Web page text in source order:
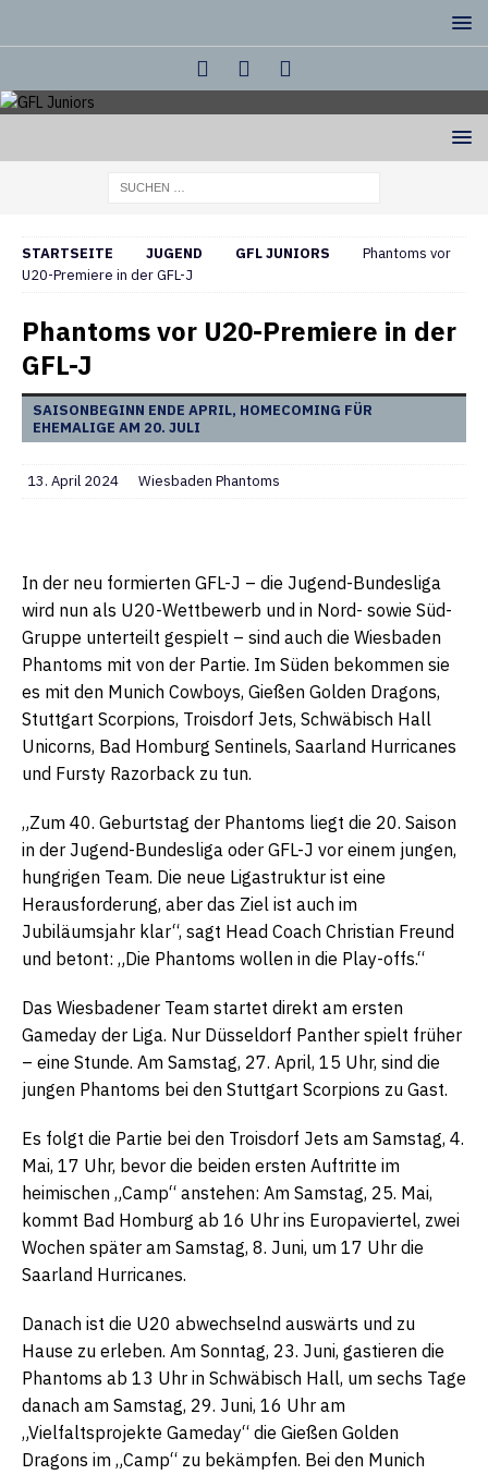
STARTSEITE JUGEND GFL JUNIORS
Phantoms vor
U20-Premiere in der GFL-J
Phantoms vor U20-Premiere in der
GFL-J
SAISONBEGINN ENDE APRIL, HOMECOMING FÜR
EHEMALIGE AM 20. JULI
13. April 2024 Wiesbaden Phantoms
In der neu formierten GFL-J – die Jugend-Bundesliga
wird nun als U20-Wettbewerb und in Nord- sowie Süd-
Gruppe unterteilt gespielt – sind auch die Wiesbaden
Phantoms mit von der Partie. Im Süden bekommen sie
es mit den Munich Cowboys, Gießen Golden Dragons,
Stuttgart Scorpions, Troisdorf Jets, Schwäbisch Hall
Unicorns, Bad Homburg Sentinels, Saarland Hurricanes
und Fursty Razorback zu tun.
„Zum 40. Geburtstag der Phantoms liegt die 20. Saison
in der Jugend-Bundesliga oder GFL-J vor einem jungen,
hungrigen Team. Die neue Ligastruktur ist eine
Herausforderung, aber das Ziel ist auch im
Jubiläumsjahr klar“, sagt Head Coach Christian Freund
und betont: „Die Phantoms wollen in die Play-offs.“
Das Wiesbadener Team startet direkt am ersten
Gameday der Liga. Nur Düsseldorf Panther spielt früher
– eine Stunde. Am Samstag, 27. April, 15 Uhr, sind die
jungen Phantoms bei den Stuttgart Scorpions zu Gast.
Es folgt die Partie bei den Troisdorf Jets am Samstag, 4.
Mai, 17 Uhr, bevor die beiden ersten Auftritte im
heimischen „Camp“ anstehen: Am Samstag, 25. Mai,
kommt Bad Homburg ab 16 Uhr ins Europaviertel, zwei
Wochen später am Samstag, 8. Juni, um 17 Uhr die
Saarland Hurricanes.
Danach ist die U20 abwechselnd auswärts und zu
Hause zu erleben. Am Sonntag, 23. Juni, gastieren die
Phantoms ab 13 Uhr in Schwäbisch Hall, um sechs Tage
danach am Samstag, 29. Juni, 16 Uhr am
„Vielfaltsprojekte Gameday“ die Gießen Golden
Dragons im „Camp“ zu bekämpfen. Bei den Munich